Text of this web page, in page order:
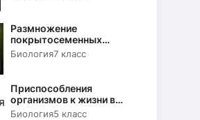
Размножение
покрытосеменных
растений. Вегетативное и
Биология7 класс
Приспособления
организмов к жизни в
природе
Биология5 класс